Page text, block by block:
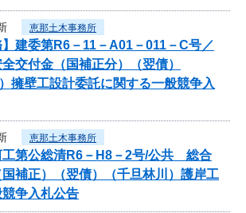
恵那土木事務所
】建委第R6－11－A01－011－C号／
交付金（国補正分）（翌債）
擁壁工設計委託に関する一般競争入
恵那土木事務所
工第公総清R6－H8－2号/公共 総合
補正）（翌債）（千旦林川）護岸工
争入札公告